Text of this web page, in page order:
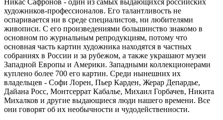
художников-профессионалов. Его талантливость не
оспаривается ни в среде специалистов, ни любителями
живописи. С его произведениями большинство знакомо в
основном по журнальным репродукциям, потому что
основная часть картин художника находятся в частных
собраниях в России и за рубежом, а также украшают музеи
Западной Европы и Америки. Западными коллекционерами
куплено более 700 его картин. Среди нынешних их
владельцев - Софи Лорен, Пьер Карден, Жерар Депардье,
Дайана Росс, Монтсеррат Кабалье, Михаил Горбачев, Никита
Михалков и другие выдающиеся люди нашего времени. Все
они говорят об их необычности и чудодейственности.